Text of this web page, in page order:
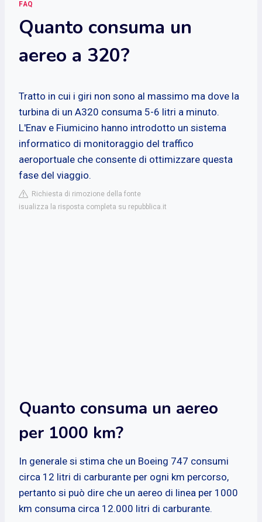
FAQ
Quanto consuma un
aereo a 320?
Tratto in cui i giri non sono al massimo ma dove la
turbina di un A320 consuma 5-6 litri a minuto.
L'Enav e Fiumicino hanno introdotto un sistema
informatico di monitoraggio del traffico
aeroportuale che consente di ottimizzare questa
fase del viaggio.
Richiesta di rimozione della fonte
isualizza la risposta completa su repubblica.it
Quanto consuma un aereo
per 1000 km?
In generale si stima che un Boeing 747 consumi
circa 12 litri di carburante per ogni km percorso,
pertanto si può dire che un aereo di linea per 1000
km consuma circa 12.000 litri di carburante.